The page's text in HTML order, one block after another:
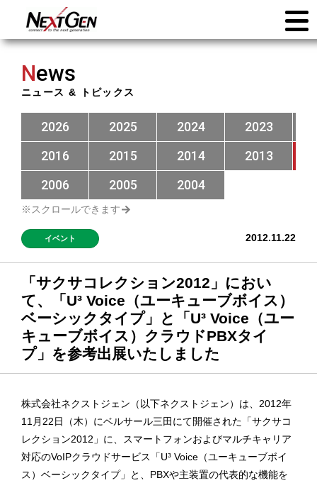
News
ニュース & トピックス
2026 2025 2024 2023
2016
2015 2014 2013
2006
2005 2004
イベント 2012.11.22
「サクサコレクション2012」におい
て、「U³ Voice（ユーキューブボイス）
ベーシックタイプ」と「U³ Voice（ユー
キューブボイス）クラウドPBXタイ
プ」を参考出展いたしました
株式会社ネクストジェン（以下ネクストジェン）は、2012年
11月22日（木）にベルサール三田にて開催された「サクサコ
レクション2012」に、スマートフォンおよびマルチキャリア
対応のVoIPクラウドサービス「U³ Voice（ユーキューブボイ
ス）ベーシックタイプ」と、PBXや主装置の代表的な機能を